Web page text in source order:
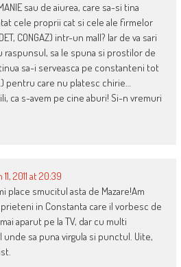
sau de aiurea, care sa-si tina
cele proprii cat si cele ale firmelor
CONGAZ) intr-un mall? Iar de va sari
raspunsul, sa le spuna si prostilor de
sa-i serveasca pe constanteni tot
pentru care nu platesc chirie…
ca s-avem pe cine aburi! Si-n vremuri
2011 at 20:39
place smucitul asta de Mazare!Am
in Constanta care il vorbesc de
aparut pe la TV, dar cu multi
sa puna virgula si punctul. Uite,